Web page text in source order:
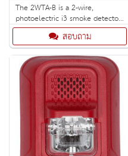
The 2WTA-B is a 2-wire,
photoelectric i3 smoke detector
with thermal sensor and built-in
สอบถาม